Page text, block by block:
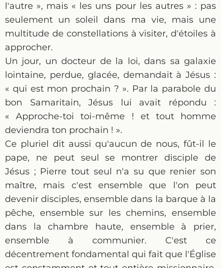
l'autre », mais « les uns pour les autres » : pas
seulement un soleil dans ma vie, mais une
multitude de constellations à visiter, d'étoiles à
approcher.
Un jour, un docteur de la loi, dans sa galaxie
lointaine, perdue, glacée, demandait à Jésus :
« qui est mon prochain ? ». Par la parabole du
bon Samaritain, Jésus lui avait répondu :
« Approche-toi toi-même ! et tout homme
deviendra ton prochain ! ».
Ce pluriel dit aussi qu'aucun de nous, fût-il le
pape, ne peut seul se montrer disciple de
Jésus ; Pierre tout seul n'a su que renier son
maître, mais c'est ensemble que l'on peut
devenir disciples, ensemble dans la barque à la
pêche, ensemble sur les chemins, ensemble
dans la chambre haute, ensemble à prier,
ensemble à communier. C'est ce
décentrement fondamental qui fait que l'Église